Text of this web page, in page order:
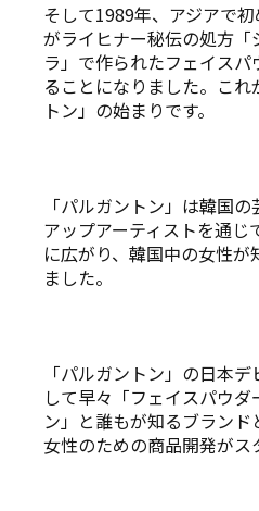
そして1989年、アジアで
がライヒナー秘伝の処方「
ラ」で作られたフェイス
ることになりました。こ
トン」の始まりです。
「パルガントン」は韓国
アップアーティストを通
に広がり、韓国中の女性が
ました。
「パルガントン」の日本
して早々「フェイスパウ
ン」と誰もが知るブラン
女性のための商品開発がス